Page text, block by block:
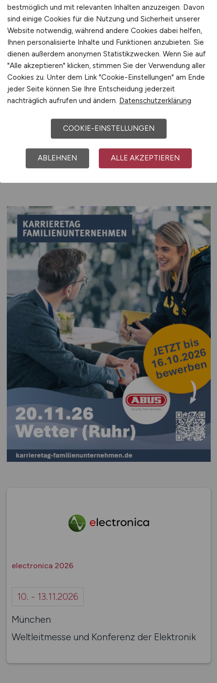
Anmelden und passende Jobangebote erhalten.
Jetzt registrieren
Aktuelle Veranstaltungen
und Messen
electronica 2026
10. - 13.11.2026
München
Weltleitmesse und Konferenz der Elektronik
bestmöglich und mit relevanten Inhalten anzuzeigen. Davon
sind einige Cookies für die Nutzung und Sicherheit unserer
Website notwendig, während andere Cookies dabei helfen,
Ihnen personalisierte Inhalte und Funktionen anzubieten. Sie
dienen außerdem anonymen Statistikzwecken. Wenn Sie auf
"Alle akzeptieren" klicken, stimmen Sie der Verwendung aller
Cookies zu. Unter dem Link "Cookie-Einstellungen" am Ende
jeder Seite können Sie Ihre Entscheidung jederzeit
nachträglich aufrufen und ändern. Datenschutzerklärung
COOKIE-EINSTELLUNGEN
ABLEHNEN ALLE AKZEPTIEREN